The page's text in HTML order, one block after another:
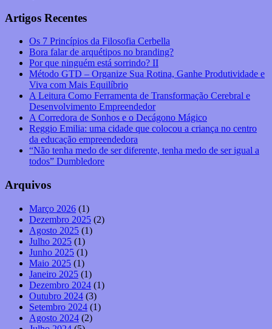
Artigos Recentes
Os 7 Princípios da Filosofia Cerbella
Bora falar de arquétipos no branding?
Por que ninguém está sorrindo? II
Método GTD – Organize Sua Rotina, Ganhe Produtividade e
Viva com Mais Equilíbrio
A Leitura Como Ferramenta de Transformação Cerebral e
Desenvolvimento Empreendedor
A Corredora de Sonhos e o Decágono Mágico
Reggio Emilia: uma cidade que colocou a criança no centro
da educação empreendedora
“Não tenha medo de ser diferente, tenha medo de ser igual a
todos” Dumbledore
Arquivos
Março 2026 (1)
Dezembro 2025 (2)
Agosto 2025 (1)
Julho 2025 (1)
Junho 2025 (1)
Maio 2025 (1)
Janeiro 2025 (1)
Dezembro 2024 (1)
Outubro 2024 (3)
Setembro 2024 (1)
Agosto 2024 (2)